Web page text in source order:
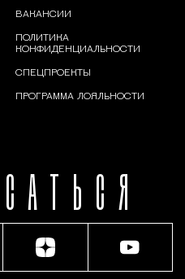
ВАКАНСИИ
ПОЛИТИКА
КОНФИДЕНЦИАЛЬНОСТИ
СПЕЦПРОЕКТЫ
ПРОГРАММА ЛОЯЛЬНОСТИ